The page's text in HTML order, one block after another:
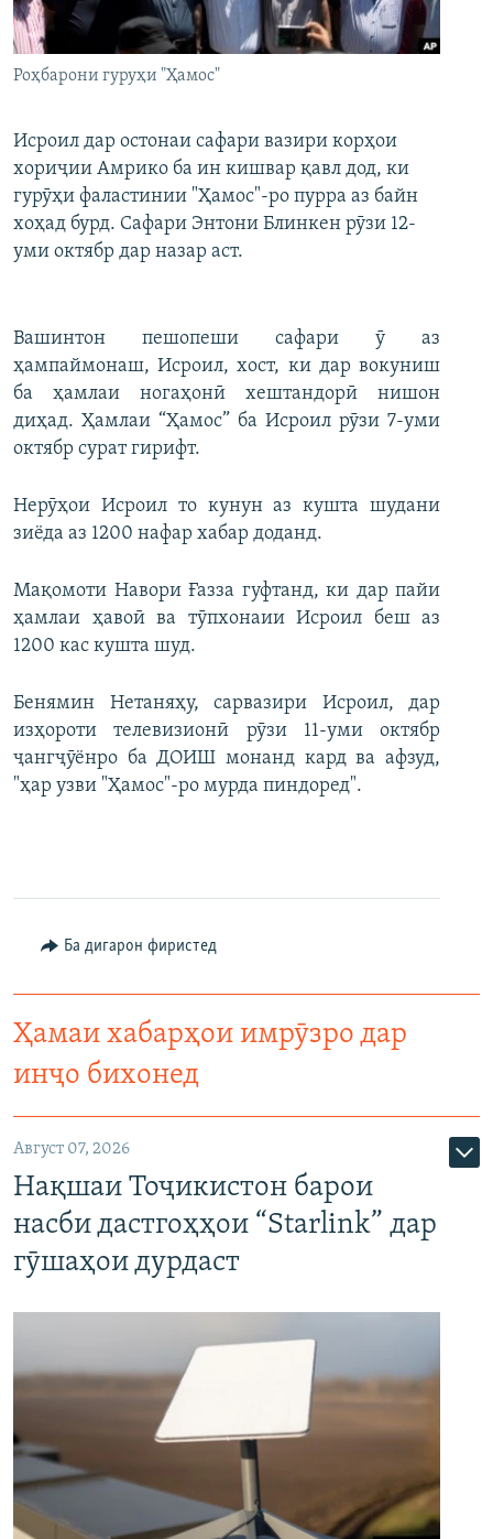
ГУЗОРИШҲОИ РАДИОӢ
Русский
Ҳамаи сомонаҳои RFE/RL
Роҳбарони гуруҳи "Ҳамос"
Исроил дар остонаи сафари вазири корҳои
хориҷии Амрико ба ин кишвар қавл дод, ки
гурӯҳи фаластинии "Ҳамос"-ро пурра аз байн
хоҳад бурд. Сафари Энтони Блинкен рӯзи 12-
уми октябр дар назар аст.
Вашинтон пешопеши сафари ӯ аз
ҳампаймонаш, Исроил, хост, ки дар вокуниш
ба ҳамлаи ногаҳонӣ хештандорӣ нишон
диҳад. Ҳамлаи “Ҳамос” ба Исроил рӯзи 7-уми
октябр сурат гирифт.
Нерӯҳои Исроил то кунун аз кушта шудани
зиёда аз 1200 нафар хабар доданд.
Мақомоти Навори Ғазза гуфтанд, ки дар пайи
ҳамлаи ҳавоӣ ва тӯпхонаии Исроил беш аз
1200 кас кушта шуд.
Бенямин Нетаняҳу, сарвазири Исроил, дар
изҳороти телевизионӣ рӯзи 11-уми октябр
ҷангҷӯёнро ба ДОИШ монанд кард ва афзуд,
"ҳар узви "Ҳамос"-ро мурда пиндоред".
Ба дигарон фиристед
Ҳамаи хабарҳои имрӯзро дар
инҷо бихонед
Август 07, 2026
Нақшаи Тоҷикистон барои
насби дастгоҳҳои “Starlink” дар
гӯшаҳои дурдаст